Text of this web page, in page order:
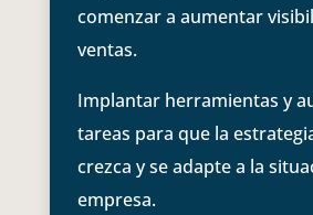
comenzar a aumentar
ventas.
Implantar herramientas y
tareas para que la
crezca y se adapte a la
empresa.